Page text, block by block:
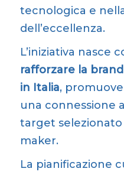
tecnologica e
dell’eccellenza.
L’iniziativa nasce
rafforzare la
in Italia,
una connessione
target
maker.
La pianificazione